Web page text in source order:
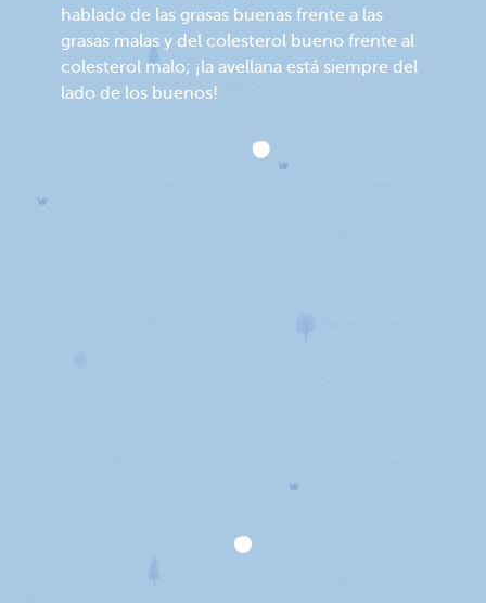
hablado de las grasas buenas frente a las
grasas malas y del colesterol bueno frente al
colesterol malo; ¡la avellana está siempre del
lado de los buenos!